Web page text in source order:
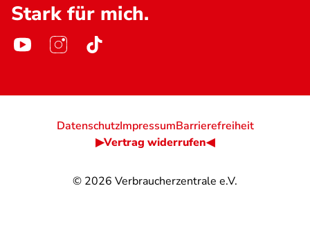
Stark für mich.
© 2026 Verbraucherzentrale e.V.
DatenschutzImpressumBarrierefreiheit
▶Vertrag widerrufen◀